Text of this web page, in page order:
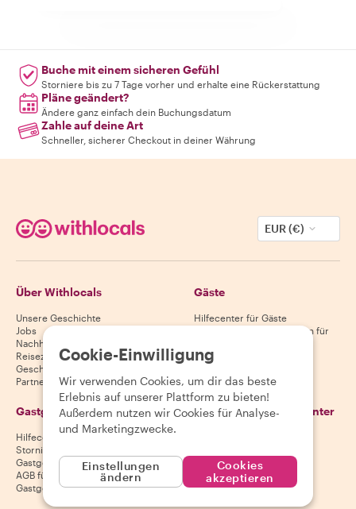
Buche mit einem sicheren Gefühl
Storniere bis zu 7 Tage vorher und erhalte eine Rückerstattung
Pläne geändert?
Ändere ganz einfach dein Buchungsdatum
Zahle auf deine Art
Schneller, sicherer Checkout in deiner Währung
EUR (€)
Über Withlocals
Unsere Geschichte
Jobs
Nachhaltigkeit
Reiseziele
Geschenkgutscheine
Partnerschaften
Gäste
Hilfecenter für Gäste
Stornierungsbedingungen für
AGB für Gäste
Gastgeber
Hilfecenter für Gastgeber
Stornierungsbedingungen für
Gastgeber
AGB für Gastgeber
Gastgeber werden
Lade unsere App herunter
Cookie-Einwilligung
Wir verwenden Cookies, um dir das beste
Erlebnis auf unserer Plattform zu bieten!
Außerdem nutzen wir Cookies für Analyse-
und Marketingzwecke.
Einstellungen
ändern
Cookies
akzeptieren